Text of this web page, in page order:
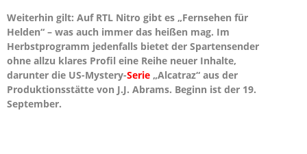
Weiterhin gilt: Auf RTL Nitro gibt es „Fernsehen für
Helden“ – was auch immer das heißen mag. Im
Herbstprogramm jedenfalls bietet der Spartensender
ohne allzu klares Profil eine Reihe neuer Inhalte,
darunter die US-Mystery-Serie „Alcatraz“ aus der
Produktionsstätte von J.J. Abrams. Beginn ist der 19.
September.